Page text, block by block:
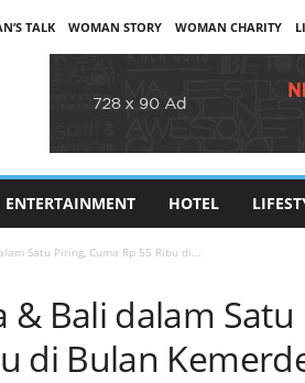
TALK WOMAN STORY WOMAN CHARITY
ENTERTAINMENT HOTEL
Satu Piring, Cuma Rp 55 Ribu di...
& Bali dalam Satu
di Bulan